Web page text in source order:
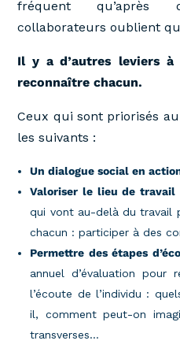
fréquent qu’après
collaborateurs oublient
Il y a d’autres leviers
reconnaître chacun.
Ceux qui sont priorisés
les suivants :
Un dialogue social en
Valoriser le lieu de travail
qui vont au-delà du travail
chacun : participer à des
Permettre des étapes
annuel d’évaluation pour
l’écoute de l’individu :
il, comment peut-on
transverses…